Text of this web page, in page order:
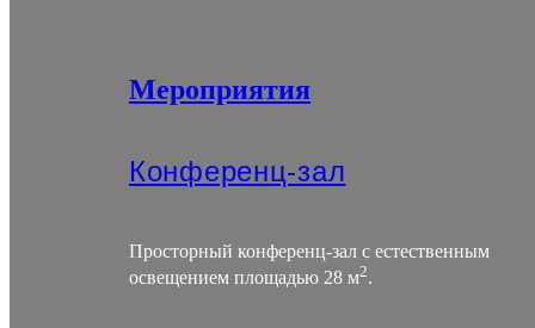
Мероприятия
Конференц-зал
Просторный конференц-зал с естественным
освещением площадью 28 м2.